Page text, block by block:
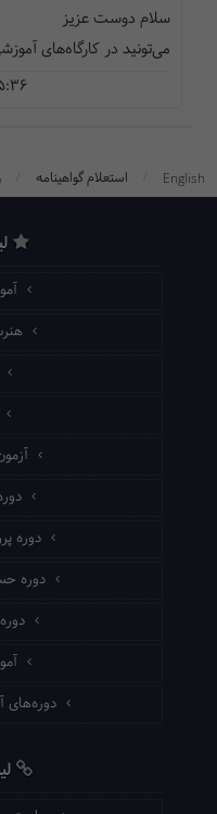
سلام دوست عزیز
می‌تونید در کارگاه‌های
English استعلام گواهینامه
دوره
دوره
دوره‌های